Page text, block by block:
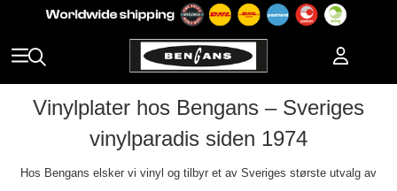
Vinylplater hos Bengans – Sveriges
vinylparadis siden 1974
Hos Bengans elsker vi vinyl og tilbyr et av Sveriges største utvalg av